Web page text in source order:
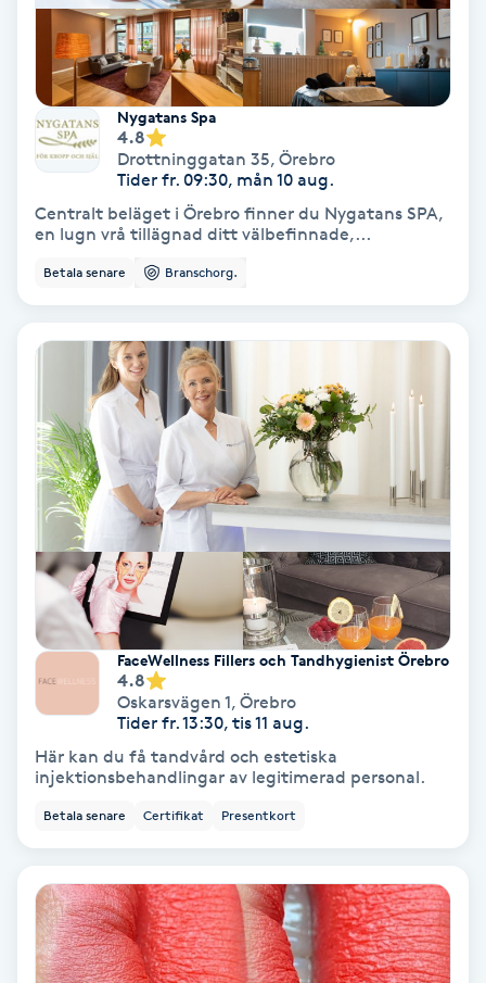
Färgning
Föning
Gel naglar
Gelenaglar
Gellack med förstärkning
Gravidmassage
Gravidyoga
Gruppträning
Gua Sha-massage
Hatha Yoga
Headspa
Healing
HIFU
Nygatans Spa
4.8
Drottninggatan 35, Örebro
Tider fr. 09:30, mån 10 aug.
Centralt beläget i Örebro finner du Nygatans SPA,
en lugn vrå tillägnad ditt välbefinnade,...
Betala senare Branschorg.
FaceWellness Fillers och Tandhygienist Örebro
4.8
Oskarsvägen 1, Örebro
Tider fr. 13:30, tis 11 aug.
Här kan du få tandvård och estetiska
injektionsbehandlingar av legitimerad personal.
Betala senare Certifikat Presentkort